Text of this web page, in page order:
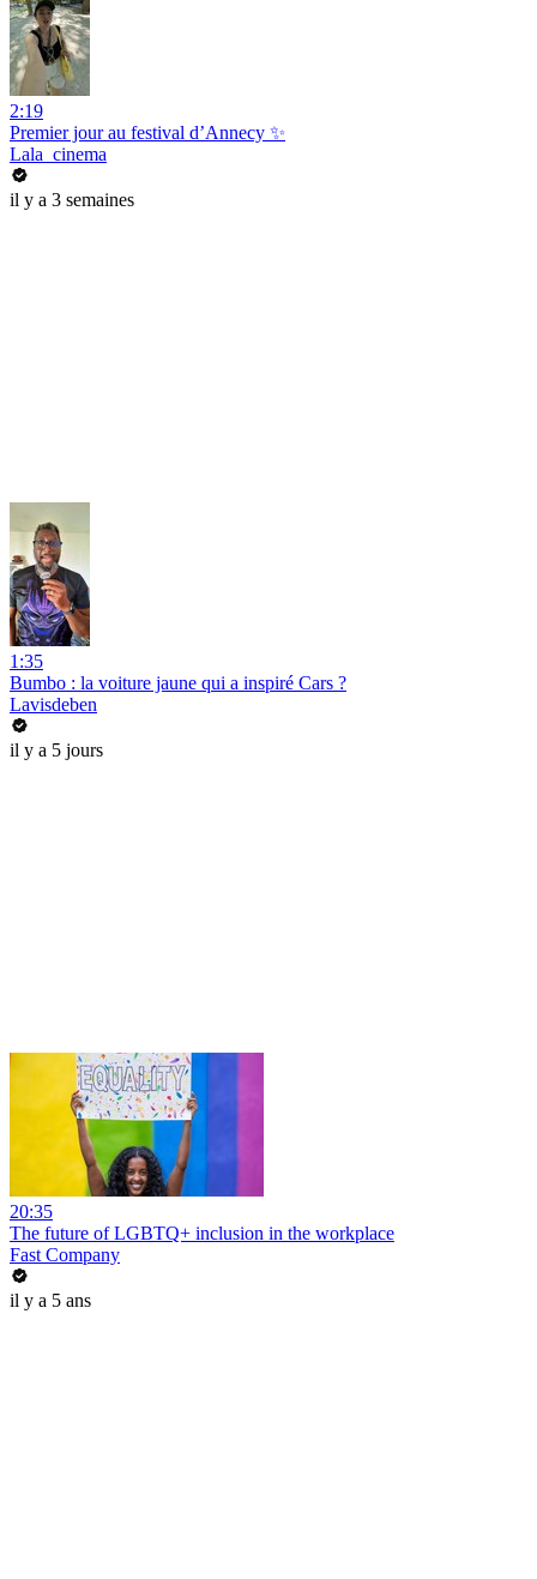
2:19
Premier jour au festival d’Annecy ✨
Lala_cinema
il y a 3 semaines
1:35
Bumbo : la voiture jaune qui a inspiré Cars ?
Lavisdeben
il y a 5 jours
20:35
The future of LGBTQ+ inclusion in the workplace
Fast Company
il y a 5 ans